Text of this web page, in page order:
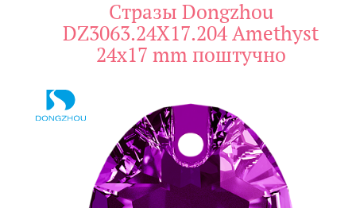
Стразы Dongzhou
DZ3063.24X17.204 Amethyst
24x17 mm поштучно